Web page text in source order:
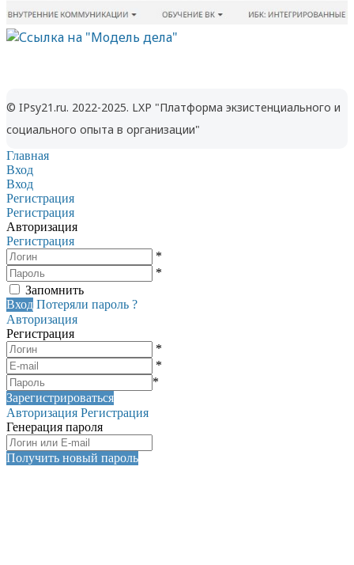
© IPsy21.ru. 2022-2025. LXP "Платформа экзистенциального и
социального опыта в организации"
Главная
Вход
Вход
Регистрация
Регистрация
Авторизация
Регистрация
*
*
Запомнить
Вход Потеряли пароль ?
Авторизация
Регистрация
*
*
*
Зарегистрироваться
Авторизация Регистрация
Генерация пароля
Получить новый пароль